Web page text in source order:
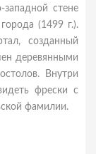
западной стене
(1499 г.).
созданный
деревянными
Внутри
фрески с
фамилии.